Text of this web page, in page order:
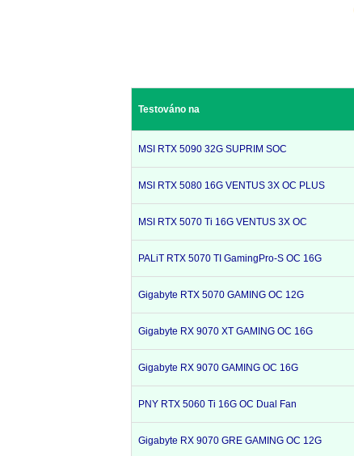
Testováno na
MSI RTX 5090 32G SUPRIM SOC
MSI RTX 5080 16G VENTUS 3X OC PLUS
MSI RTX 5070 Ti 16G VENTUS 3X OC
PALiT RTX 5070 TI GamingPro-S OC 16G
Gigabyte RTX 5070 GAMING OC 12G
Gigabyte RX 9070 XT GAMING OC 16G
Gigabyte RX 9070 GAMING OC 16G
PNY RTX 5060 Ti 16G OC Dual Fan
Gigabyte RX 9070 GRE GAMING OC 12G